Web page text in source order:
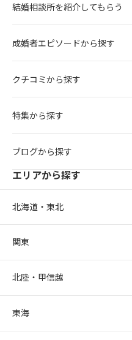
結婚相談所を紹介してもらう
成婚者エピソードから探す
クチコミから探す
特集から探す
ブログから探す
エリアから探す
北海道・東北
関東
北陸・甲信越
東海